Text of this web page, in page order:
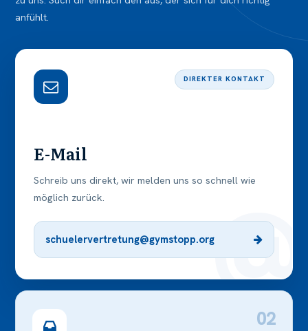
anfühlt.
DIREKTER KONTAKT
E-Mail
Schreib uns direkt, wir melden uns so schnell wie
möglich zurück.
schuelervertretung@gymstopp.org
02